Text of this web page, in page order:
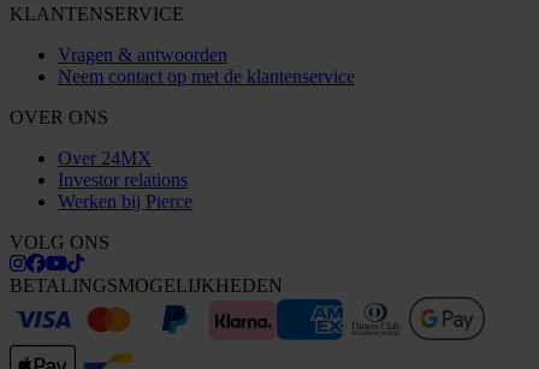
KLANTENSERVICE
Vragen & antwoorden
Neem contact op met de klantenservice
OVER ONS
Over 24MX
Investor relations
Werken bij Pierce
VOLG ONS
BETALINGSMOGELIJKHEDEN